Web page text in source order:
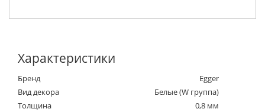
Характеристики
Бренд
Egger
Вид декора
Белые (W группа)
Толщина
0,8 мм